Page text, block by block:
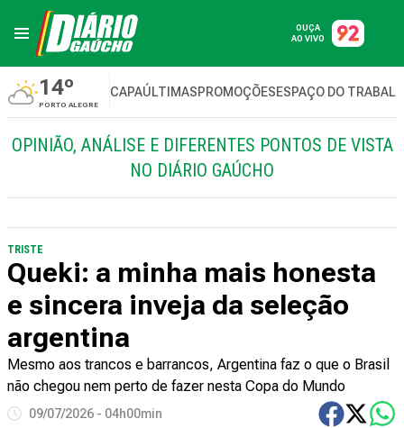
OUÇA
AO VIVO
14º
PORTO ALEGRE
CAPAÚLTIMASPROMOÇÕESESPAÇO DO
OPINIÃO, ANÁLISE E DIFERENTES PONTOS DE VISTA
NO DIÁRIO GAÚCHO
TRISTE
Queki: a minha mais honesta
e sincera inveja da seleção
argentina
Mesmo aos trancos e barrancos, Argentina faz o que o Brasil
não chegou nem perto de fazer nesta Copa do Mundo
09/07/2026 - 04h00min